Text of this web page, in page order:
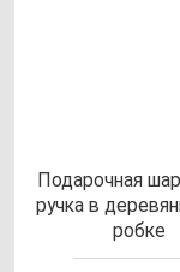
Пода­роч­ная
руч­ка в
роб­ке